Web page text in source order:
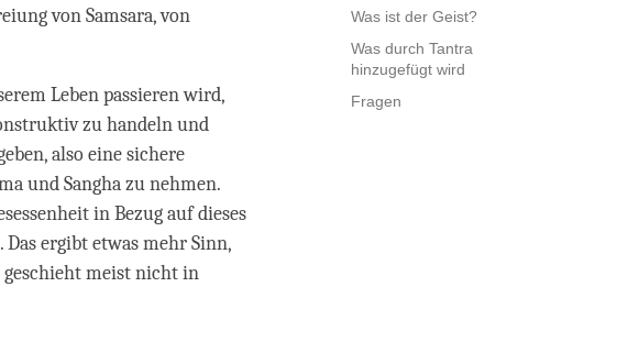
Was ist der Geist?
Was durch Tantra
hinzugefügt wird
Fragen
von Samsara, von
Leben passieren wird,
zu handeln und
also eine sichere
und Sangha zu nehmen.
in Bezug auf dieses
ergibt etwas mehr Sinn,
geschieht meist nicht in